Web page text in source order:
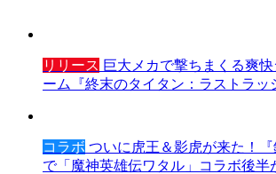
リリース 巨大メカで撃ちまくる爽
ーム『終末のタイタン：ラストラッ
コラボ ついに虎王＆影虎が来た！『
で「魔神英雄伝ワタル」コラボ後半